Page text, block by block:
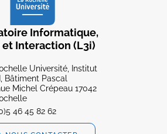
Informatique,
et Interaction (L3i)
Université, Institut
Bâtiment Pascal
Michel Crépeau 17042
46 45 82 62